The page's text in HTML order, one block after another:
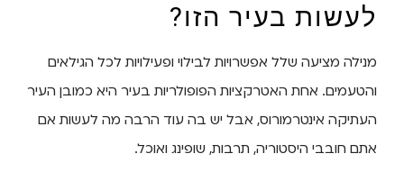
לעשות בעיר הזו?
מנילה מציעה שלל אפשרויות לבילוי ופעילויות לכל הגילאים
והטעמים. אחת האטרקציות הפופולריות בעיר היא כמובן העיר
העתיקה אינטרמורוס, אבל יש בה עוד הרבה מה לעשות אם
אתם חובבי היסטוריה, תרבות, שופינג ואוכל.